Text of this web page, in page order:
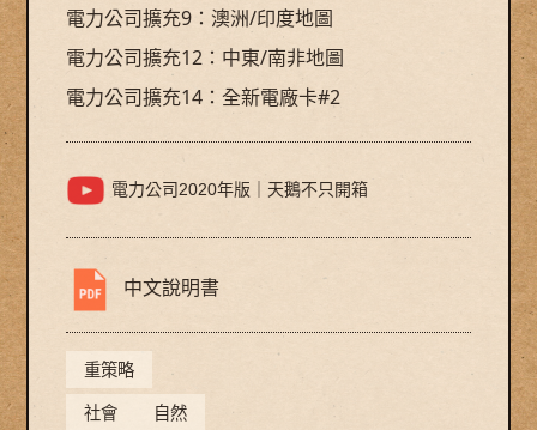
電力公司擴充9：澳洲/印度地圖
電力公司擴充12：中東/南非地圖
電力公司擴充14：全新電廠卡#2
電力公司2020年版｜天鵝不只開箱
中文說明書
重策略
社會
自然